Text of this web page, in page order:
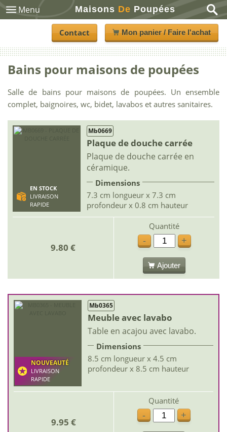
Menu Maisons De Poupées
Contact Mon panier / Faire l'achat
Bains pour maisons de poupées
Salle de bains pour maisons de poupées. Un ensemble
complet, baignoires, wc, bidet, lavabos et autres sanitaires.
EN STOCK
LIVRAISON
RAPIDE
Mb0669
Plaque de douche carrée
Plaque de douche carrée en
céramique.
Dimensions
7.3 cm longueur x 7.3 cm
profondeur x 0.8 cm hauteur
9.80 €
Quantité
-
+
Ajouter
NOUVEAUTÉ
LIVRAISON
RAPIDE
Mb0365
Meuble avec lavabo
Table en acajou avec lavabo.
Dimensions
8.5 cm longueur x 4.5 cm
profondeur x 8.5 cm hauteur
9.95 €
Quantité
-
+